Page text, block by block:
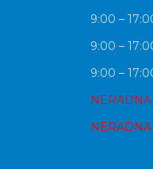
9:00 –
9:00 –
9:00 –
NERADNA
NERADNA